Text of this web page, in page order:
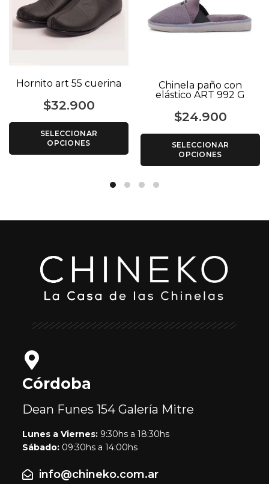
Hornito art 55 cuerina
$32.900
SELECCIONAR
OPCIONES
Chinela paño con
elástico ART 992 G
$24.900
SELECCIONAR
OPCIONES
Córdoba
Dean Funes 154Galería Mitre
Lunes a Viernes: 9:30hs a 18:30hs
Sábado: 09:30hs a 14:00hs
info@chineko.com.ar